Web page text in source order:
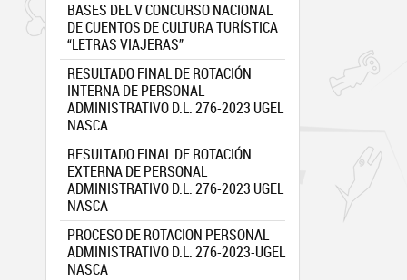
BASES DEL V CONCURSO NACIONAL
DE CUENTOS DE CULTURA TURÍSTICA
“LETRAS VIAJERAS”
RESULTADO FINAL DE ROTACIÓN
INTERNA DE PERSONAL
ADMINISTRATIVO D.L. 276-2023 UGEL
NASCA
RESULTADO FINAL DE ROTACIÓN
EXTERNA DE PERSONAL
ADMINISTRATIVO D.L. 276-2023 UGEL
NASCA
PROCESO DE ROTACION PERSONAL
ADMINISTRATIVO D.L. 276-2023-UGEL
NASCA